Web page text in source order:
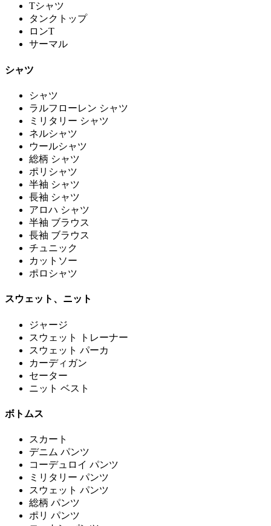
Tシャツ
タンクトップ
ロンT
サーマル
シャツ
シャツ
ラルフローレン シャツ
ミリタリー シャツ
ネルシャツ
ウールシャツ
総柄 シャツ
ポリシャツ
半袖 シャツ
長袖 シャツ
アロハ シャツ
半袖 ブラウス
長袖 ブラウス
チュニック
カットソー
ポロシャツ
スウェット、ニット
ジャージ
スウェット トレーナー
スウェット パーカ
カーディガン
セーター
ニット ベスト
ボトムス
スカート
デニム パンツ
コーデュロイ パンツ
ミリタリー パンツ
スウェット パンツ
総柄 パンツ
ポリ パンツ